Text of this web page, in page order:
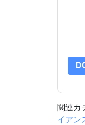
関連カ
イアン